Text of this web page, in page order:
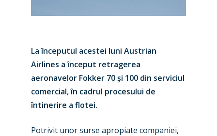
La începutul acestei luni Austrian
Airlines a început retragerea
aeronavelor Fokker 70 și 100 din serviciul
comercial, în cadrul procesului de
întinerire a flotei.
Potrivit unor surse apropiate companiei,